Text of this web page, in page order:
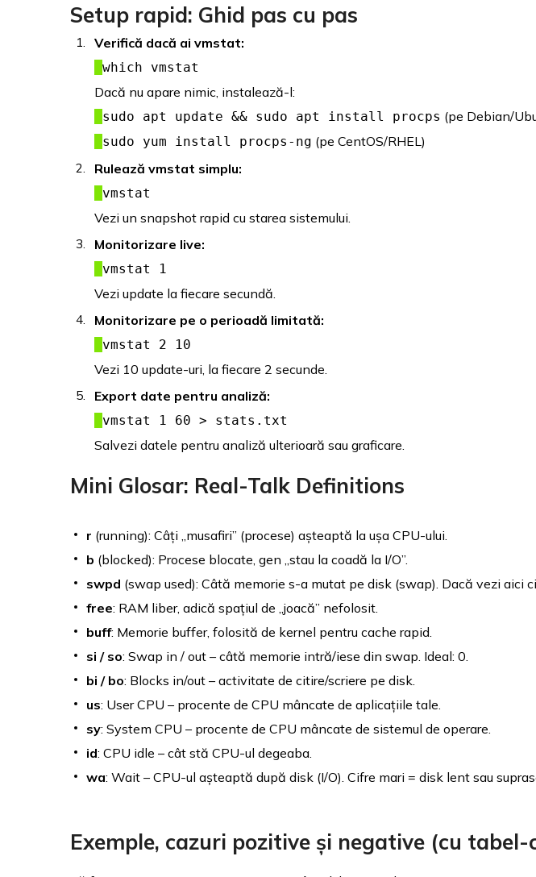
Setup rapid: Ghid pas cu pas
Verifică dacă ai vmstat:
which vmstat
Dacă nu apare nimic, instalează-l:
sudo apt update && sudo apt install procps (pe Debian/
sudo yum install procps-ng (pe CentOS/RHEL)
Rulează vmstat simplu:
vmstat
Vezi un snapshot rapid cu starea sistemului.
Monitorizare live:
vmstat 1
Vezi update la fiecare secundă.
Monitorizare pe o perioadă limitată:
vmstat 2 10
Vezi 10 update-uri, la fiecare 2 secunde.
Export date pentru analiză:
vmstat 1 60 > stats.txt
Salvezi datele pentru analiză ulterioară sau graficare.
Mini Glosar: Real-Talk Definitions
r (running): Câți „musafiri” (procese) așteaptă la ușa CPU-ului.
b (blocked): Procese blocate, gen „stau la coadă la I/O”.
swpd (swap used): Câtă memorie s-a mutat pe disk (swap). Dacă vezi aici
free: RAM liber, adică spațiul de „joacă” nefolosit.
buff: Memorie buffer, folosită de kernel pentru cache rapid.
si / so: Swap in / out – câtă memorie intră/iese din swap. Ideal: 0.
bi / bo: Blocks in/out – activitate de citire/scriere pe disk.
us: User CPU – procente de CPU mâncate de aplicațiile tale.
sy: System CPU – procente de CPU mâncate de sistemul de operare.
id: CPU idle – cât stă CPU-ul degeaba.
wa: Wait – CPU-ul așteaptă după disk (I/O). Cifre mari = disk lent sau
Exemple, cazuri pozitive și negative (cu tabel-